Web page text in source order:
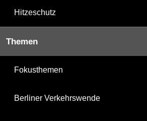
Hitzeschutz
Themen
Fokusthemen
Berliner Verkehrswende